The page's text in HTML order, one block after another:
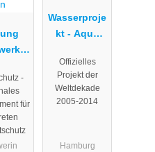
-
für
Wasserproje
kt - Aqua
Offizielles
Projekt der
Weltdekade
2005-2014
Hamburg